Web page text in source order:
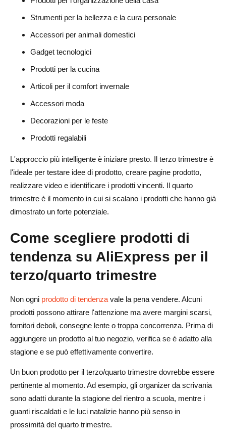
Strumenti per la bellezza e la cura personale
Accessori per animali domestici
Gadget tecnologici
Prodotti per la cucina
Articoli per il comfort invernale
Accessori moda
Decorazioni per le feste
Prodotti regalabili
L'approccio più intelligente è iniziare presto. Il terzo trimestre è
l'ideale per testare idee di prodotto, creare pagine prodotto,
realizzare video e identificare i prodotti vincenti. Il quarto
trimestre è il momento in cui si scalano i prodotti che hanno già
dimostrato un forte potenziale.
Come scegliere prodotti di
tendenza su AliExpress per il
terzo/quarto trimestre
Non ogni prodotto di tendenza vale la pena vendere. Alcuni
prodotti possono attirare l'attenzione ma avere margini scarsi,
fornitori deboli, consegne lente o troppa concorrenza. Prima di
aggiungere un prodotto al tuo negozio, verifica se è adatto alla
stagione e se può effettivamente convertire.
Un buon prodotto per il terzo/quarto trimestre dovrebbe essere
pertinente al momento. Ad esempio, gli organizer da scrivania
sono adatti durante la stagione del rientro a scuola, mentre i
guanti riscaldati e le luci natalizie hanno più senso in
prossimità del quarto trimestre.